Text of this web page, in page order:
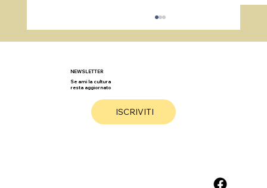
NEWSLETTER
Se ami la cultura
resta aggiornato
ISCRIVITI
Storie incredibili dai Solstizi